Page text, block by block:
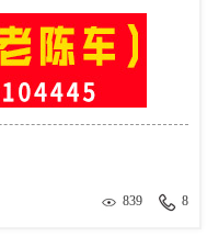
839 8